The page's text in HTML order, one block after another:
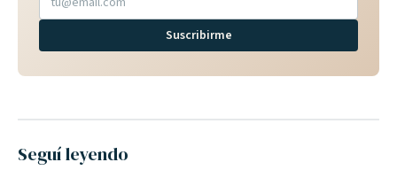
Suscribirme
Seguí leyendo